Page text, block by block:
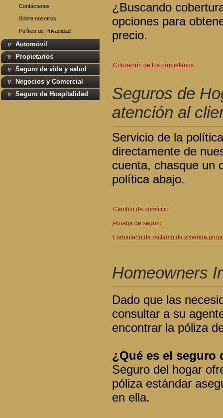
Contáctenos
Sobre nosotros
Política de Privacidad
Automóvil
Propietarios
Seguro de vida y salud
Negocios y Comercial
Seguro de Hospitalidad
¿Buscando
opciones para
precio.
Cotización de los propietarios
Seguros de
atención al
Servicio de la
directamente de
cuenta, chasque un
política abajo.
Cambio de domicilio
Prueba de seguro
Formulario de reclamo de vivienda
Homeowners
Dado que las
consultar a su
encontrar la póliza
¿Qué es el seguro
Seguro del hogar
póliza estándar
en ella.